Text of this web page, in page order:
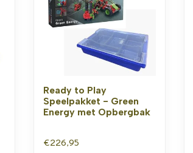
Ready to Play
Speelpakket - Green
Energy met Opbergbak
€226,95